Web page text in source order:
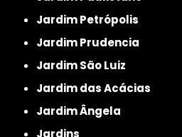
Jardim Petrópolis
Jardim Prudencia
Jardim São Luiz
Jardim das Acácias
Jardim Ângela
Jardins